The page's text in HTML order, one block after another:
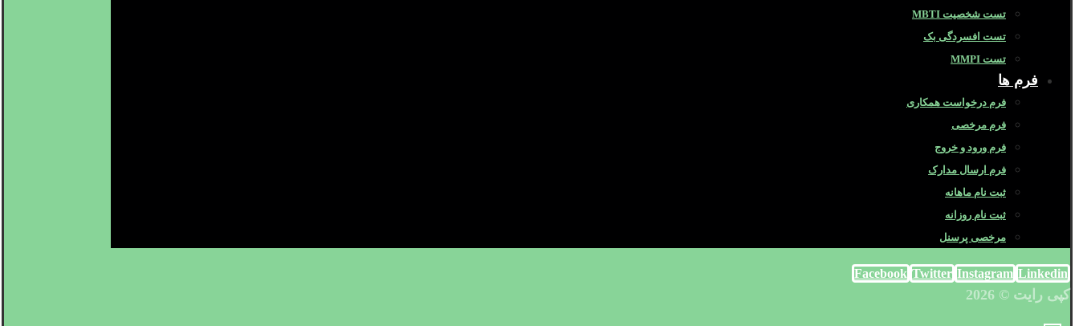
تست شخصیت MBTI
تست افسردگی بک
تست MMPI
فرم ها
فرم درخواست همکاری
فرم مرخصی
فرم ورود و خروج
فرم ارسال مدارک
ثبت نام ماهانه
ثبت نام روزانه
مرخصی پرسنل
Facebook Twitter Instagram Linkedin
کپی رایت © 2026